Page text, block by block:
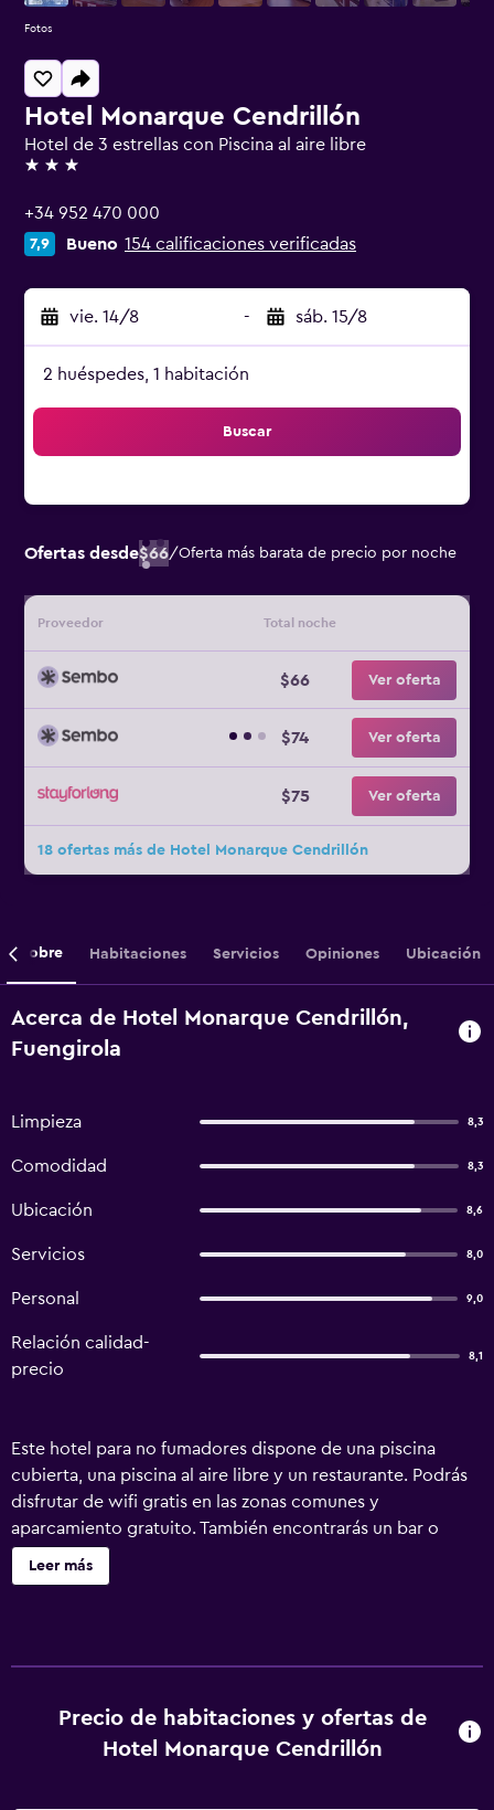
Hotel Monarque Cendrillón
Hotel de 3 estrellas con Piscina al aire libre
3 estrellas
+34 952 470 000
7,9 Bueno 154 calificaciones verificadas
vie. 14/8 - sáb. 15/8
2 huéspedes, 1 habitación
Buscar
Ofertas desde$66/Oferta más barata de precio por noche
Proveedor Total noche
$66 Ver oferta
$74 Ver oferta
$75 Ver oferta
18 ofertas más de Hotel Monarque Cendrillón
Fotos
Sobre Habitaciones Servicios Opiniones Ubicación
Acerca de Hotel Monarque Cendrillón,
Fuengirola
Limpieza 8,3
Comodidad 8,3
Ubicación 8,6
Servicios 8,0
Personal 9,0
Relación calidad-
precio
8,1
Este hotel para no fumadores dispone de una piscina
cubierta, una piscina al aire libre y un restaurante. Podrás
disfrutar de wifi gratis en las zonas comunes y
aparcamiento gratuito. También encontrarás un bar o
lounge, un bar junto a la piscina y 2 cafeterías. Hotel
Monarque Cendrillón ofrece 56 alojamientos con aire
personal gratuitos. Los servicios para las personas de
negocios incluyen escritorio y teléfono. Se ofrece servicio
Leer más
Precio de habitaciones y ofertas de
Hotel Monarque Cendrillón